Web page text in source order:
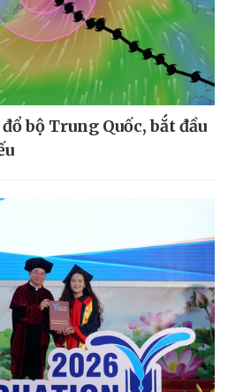
bộ Trung Quốc, bắt đầu